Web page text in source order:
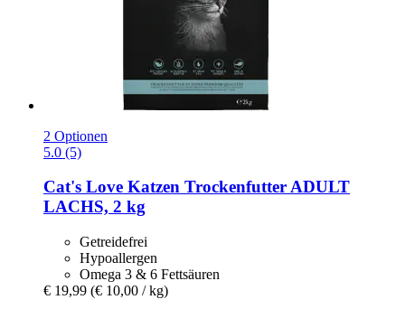
2 Optionen
5.0 (5)
Cat's Love Katzen Trockenfutter ADULT
LACHS, 2 kg
Getreidefrei
Hypoallergen
Omega 3 & 6 Fettsäuren
€ 19,99 (€ 10,00 / kg)